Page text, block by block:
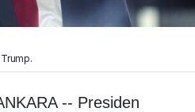
-- Presiden